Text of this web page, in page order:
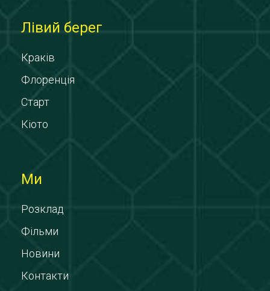
Лівий берег
Краків
Флоренція
Старт
Кіото
Ми
Розклад
Фільми
Новини
Контакти